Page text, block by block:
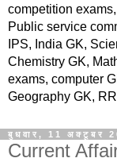
competition
Public service
IPS, India GK,
Chemistry GK,
exams, computer
Geography GK,
बुधवार, 11 अक्टूबर
Current